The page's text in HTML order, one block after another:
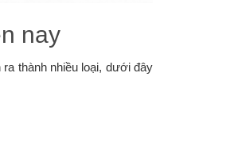
nay
thành nhiều loại, dưới đây